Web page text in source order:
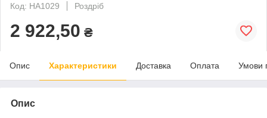
Код: HA1029
Роздріб
2 922,50 ₴
Опис Характеристики Доставка Оплата Умови
Опис